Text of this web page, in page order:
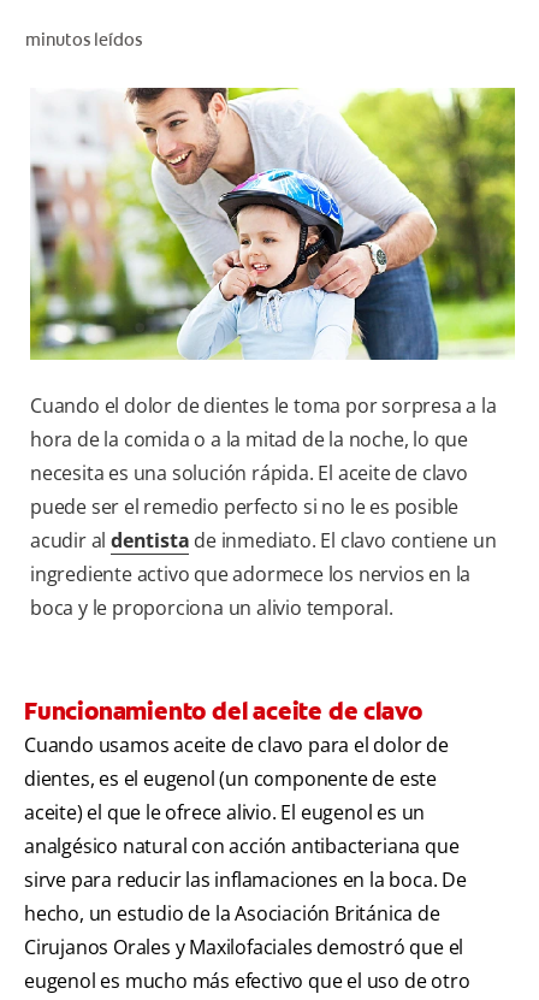
PARA PROFESIONALES
CUPONES
CO (ES)
SUSCRÍBETE
minutos leídos
Cuando el dolor de dientes le toma por sorpresa a la
hora de la comida o a la mitad de la noche, lo que
necesita es una solución rápida. El aceite de clavo
puede ser el remedio perfecto si no le es posible
acudir al dentista de inmediato. El clavo contiene un
ingrediente activo que adormece los nervios en la
boca y le proporciona un alivio temporal.
Funcionamiento del aceite de clavo
Cuando usamos aceite de clavo para el dolor de
dientes, es el eugenol (un componente de este
aceite) el que le ofrece alivio. El eugenol es un
analgésico natural con acción antibacteriana que
sirve para reducir las inflamaciones en la boca. De
hecho, un estudio de la Asociación Británica de
Cirujanos Orales y Maxilofaciales demostró que el
eugenol es mucho más efectivo que el uso de otro